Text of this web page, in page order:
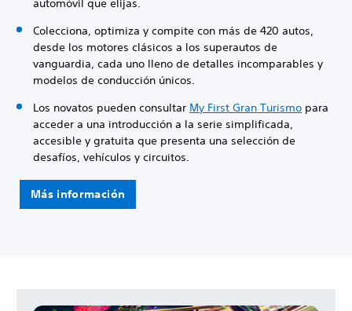
automóvil que elijas.
Colecciona, optimiza y compite con más de 420 autos,
desde los motores clásicos a los superautos de
vanguardia, cada uno lleno de detalles incomparables y
modelos de conducción únicos.
Los novatos pueden consultar My First Gran Turismo para
acceder a una introducción a la serie simplificada,
accesible y gratuita que presenta una selección de
desafíos, vehículos y circuitos.
Más información